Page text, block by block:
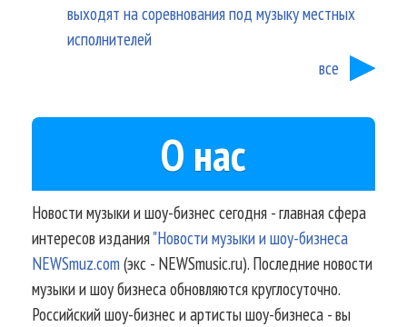
выходят на соревнования под музыку местных
исполнителей
все
О нас
Новости музыки и шоу-бизнес сегодня - главная сфера
интересов издания"Новости музыки и шоу-бизнеса
NEWSmuz.com(экс - NEWSmusic.ru). Последние новости
музыки и шоу бизнеса обновляются круглосуточно.
Российский шоу-бизнес и артисты шоу-бизнеса - вы